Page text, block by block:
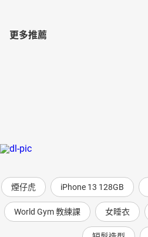
更多推薦
煙仔虎 iPhone 13 128GB
World Gym 教練課 女睡衣